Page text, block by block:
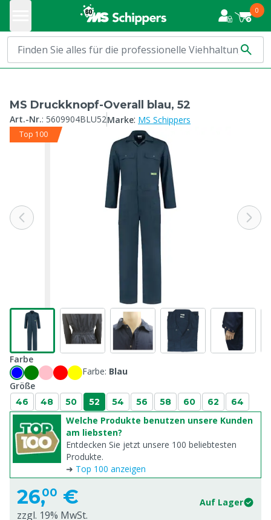
0
MS Druckknopf-Overall blau, 52
Art.-Nr.: 5609904BLU52Marke: MS Schippers
Top 100
Farbe
Farbe: Blau
Größe
46 48 50 52 54 56 58 60 62 64
Welche Produkte benutzen unsere Kunden
am liebsten?
Entdecken Sie jetzt unsere 100 beliebtesten
Produkte.
➜ Top 100 anzeigen
26,00 € Auf Lager
zzgl. 19% MwSt.